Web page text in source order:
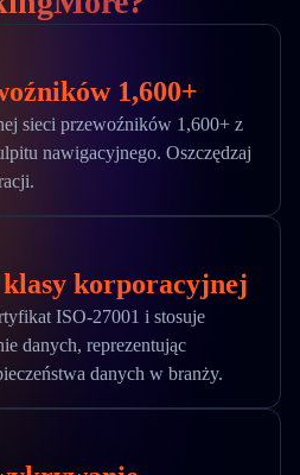
1,600+
sieci przewoźników 1,600+ z
nawigacyjnego. Oszczędzaj
klasy korporacyjnej
ISO-27001 i stosuje
danych, reprezentując
danych w branży.